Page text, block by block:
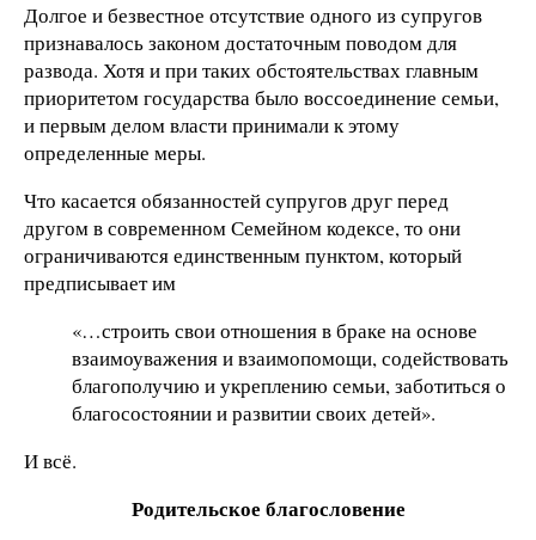
Долгое и безвестное отсутствие одного из супругов
признавалось законом достаточным поводом для
развода. Хотя и при таких обстоятельствах главным
приоритетом государства было воссоединение семьи,
и первым делом власти принимали к этому
определенные меры.
Что касается обязанностей супругов друг перед
другом в современном Семейном кодексе, то они
ограничиваются единственным пунктом, который
предписывает им
«…строить свои отношения в браке на основе
взаимоуважения и взаимопомощи, содействовать
благополучию и укреплению семьи, заботиться о
благосостоянии и развитии своих детей».
И всё.
Родительское благословение